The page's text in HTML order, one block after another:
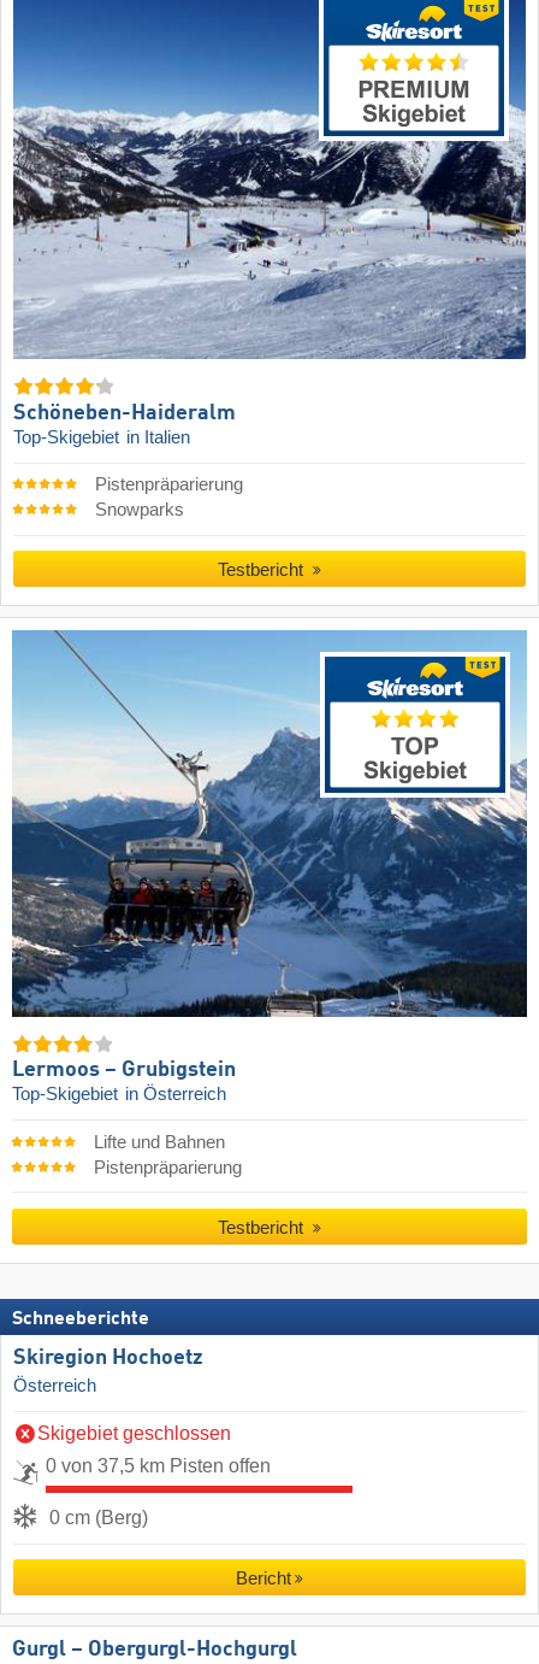
Schöneben-Haideralm
Top-Skigebiet in Italien
Pistenpräparierung
Snowparks
Testbericht
Lermoos – Grubigstein
Top-Skigebiet in Österreich
Lifte und Bahnen
Pistenpräparierung
Testbericht
Schneeberichte
Skiregion Hochoetz
Österreich
Skigebiet geschlossen
0 von 37,5 km Pisten offen
0 cm (Berg)
Bericht
Gurgl – Obergurgl-Hochgurgl